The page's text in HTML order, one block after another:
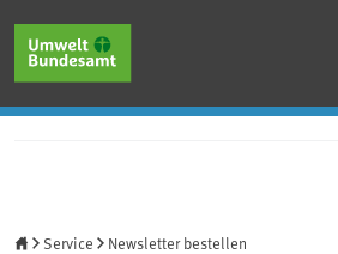
Service Newsletter bestellen